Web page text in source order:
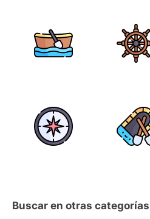
Buscar en otras categorías